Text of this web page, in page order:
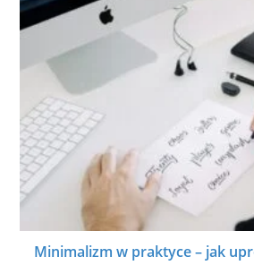
Minimalizm w praktyce – jak